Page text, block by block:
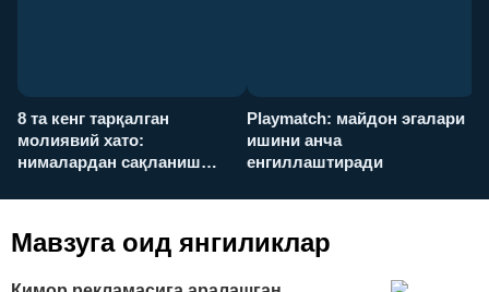
8 та кенг тарқалган
молиявий хато:
нималардан сақланиш
Playmatch: майдон эгалари
ишини анча
енгиллаштиради
Мавзуга оид янгиликлар